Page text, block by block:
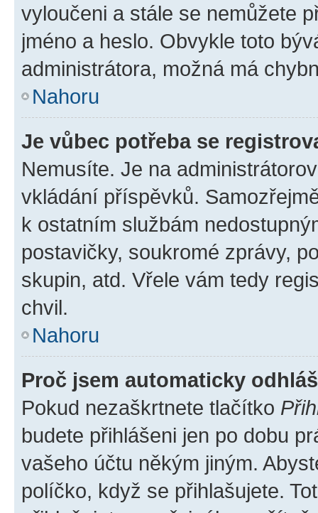
vyloučeni a stále se nemůžete
jméno a heslo. Obvykle toto
administrátora, možná má
Nahoru
Je vůbec potřeba se
Nemusíte. Je na
vkládání příspěvků.
k ostatním službám
postavičky, soukromé zprávy,
skupin, atd. Vřele vám tedy
chvil.
Nahoru
Proč jsem automaticky
Pokud nezaškrtnete tlačítko
budete přihlášeni jen po dobu
vašeho účtu někým jiným.
políčko, když se přihlašujete.